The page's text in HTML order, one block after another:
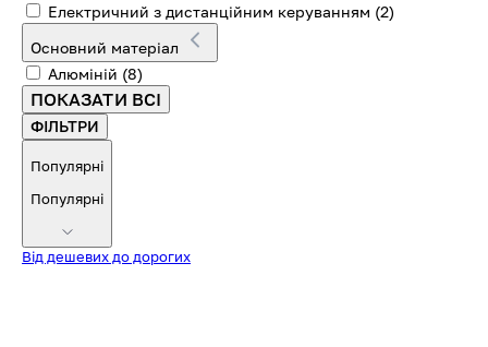
Електричний з дистанційним керуванням (2)
Основний матеріал
Алюміній (8)
ПОКАЗАТИ ВСІ
ФІЛЬТРИ
Популярні
Популярні
Від дешевих до дорогих